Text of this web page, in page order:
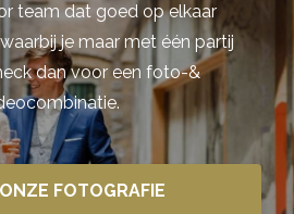
team dat goed op elkaar
je maar met één partij
dan voor een foto-&
FOTOGRAFIE